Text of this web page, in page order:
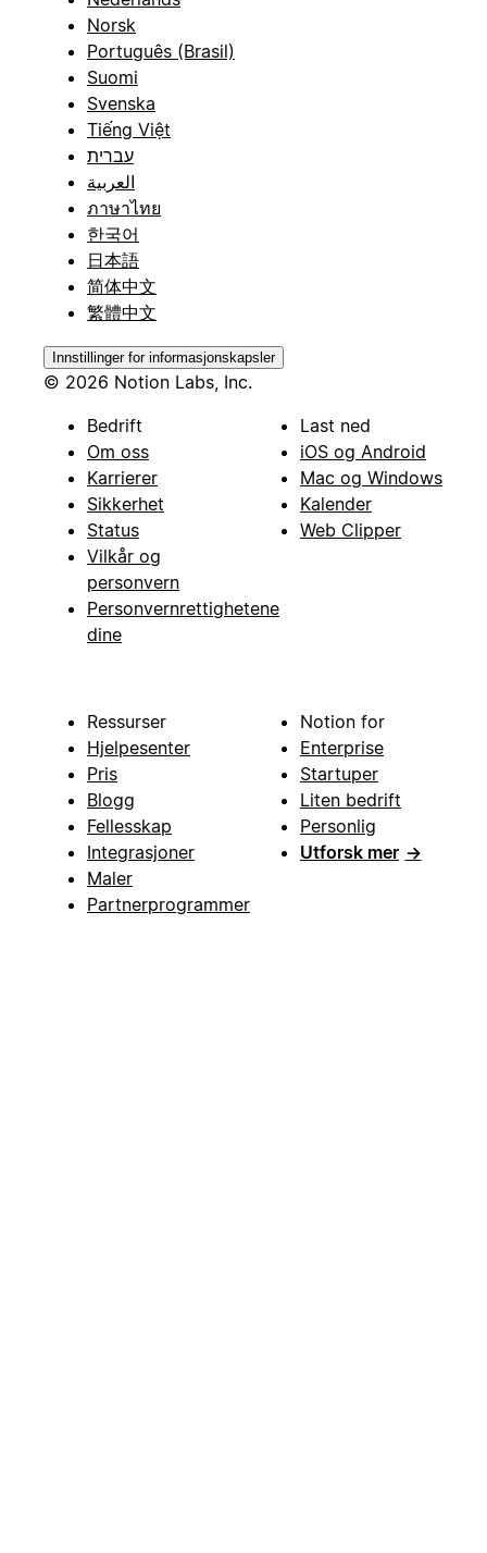
Norsk
Português (Brasil)
Suomi
Svenska
Tiếng Việt
עברית
العربية
ภาษาไทย
한국어
日本語
简体中文
繁體中文
Innstillinger for informasjonskapsler
© 2026 Notion Labs, Inc.
Bedrift
Om oss
Karrierer
Sikkerhet
Status
Vilkår og
personvern
Personvernrettighetene
dine
Last ned
iOS og Android
Mac og Windows
Kalender
Web Clipper
Ressurser
Hjelpesenter
Pris
Blogg
Fellesskap
Integrasjoner
Maler
Partnerprogrammer
Notion for
Enterprise
Startuper
Liten bedrift
Personlig
Utforsk mer →